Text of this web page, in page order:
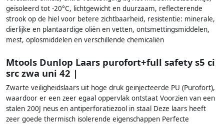
geïsoleerd tot -20°C, lichtgewicht en duurzaam, reflecterende
strook op de hiel voor betere zichtbaarheid, resistentie: minerale,
dierlijke en plantaardige oliën en vetten, ontsmettingsmiddelen,
mest, oplosmiddelen en verschillende chemicaliën
Mtools Dunlop Laars purofort+full safety s5 ci
src zwa uni 42 |
Zwarte veiligheidslaars uit hoge druk geinjecteerde PU (Purofort),
waardoor er een zeer egaal oppervlak ontstaat Voorzien van een
stalen 200J neus en antiperforatiezool in staal Deze laars heeft
zeer goede thermisch isolerende eigenschappen Perfecte